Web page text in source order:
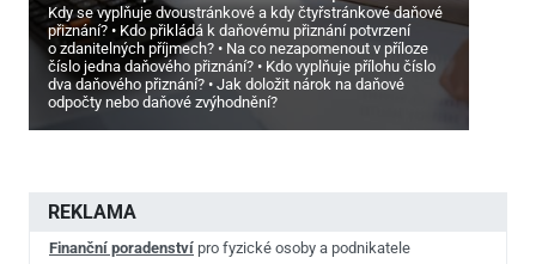
Kdy se vyplňuje dvoustránkové a kdy čtyřstránkové daňové
přiznání?
Kdo přikládá k daňovému přiznání potvrzení
o zdanitelných příjmech?
Na co nezapomenout v příloze
číslo jedna daňového přiznání?
Kdo vyplňuje přílohu číslo
dva daňového přiznání?
Jak doložit nárok na daňové
odpočty nebo daňové zvýhodnění?
REKLAMA
Finanční poradenství pro fyzické osoby a podnikatele